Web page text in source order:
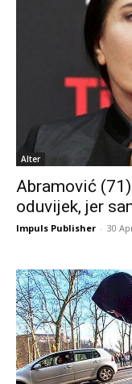
Alter
Abramović
oduvijek, jer
Impuls Publisher - 30